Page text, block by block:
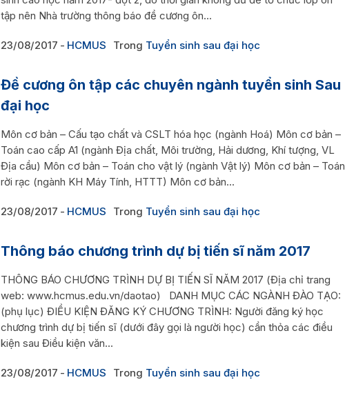
tập nên Nhà trường thông báo đề cương ôn...
23/08/2017 HCMUS Trong Tuyển sinh sau đại học
Đề cương ôn tập các chuyên ngành tuyển sinh Sau
đại học
Môn cơ bản – Cấu tạo chất và CSLT hóa học (ngành Hoá) Môn cơ bản –
Toán cao cấp A1 (ngành Địa chất, Môi trường, Hải dương, Khí tượng, VL
Địa cầu) Môn cơ bản – Toán cho vật lý (ngành Vật lý) Môn cơ bản – Toán
rời rạc (ngành KH Máy Tính, HTTT) Môn cơ bản...
23/08/2017 HCMUS Trong Tuyển sinh sau đại học
Thông báo chương trình dự bị tiến sĩ năm 2017
THÔNG BÁO CHƯƠNG TRÌNH DỰ BỊ TIẾN SĨ NĂM 2017 (Địa chỉ trang
web: www.hcmus.edu.vn/daotao) DANH MỤC CÁC NGÀNH ĐÀO TẠO:
(phụ lục) ĐIỀU KIỆN ĐĂNG KÝ CHƯƠNG TRÌNH: Người đăng ký học
chương trình dự bị tiến sĩ (dưới đây gọi là người học) cần thỏa các điều
kiện sau Điều kiện văn...
23/08/2017 HCMUS Trong Tuyển sinh sau đại học